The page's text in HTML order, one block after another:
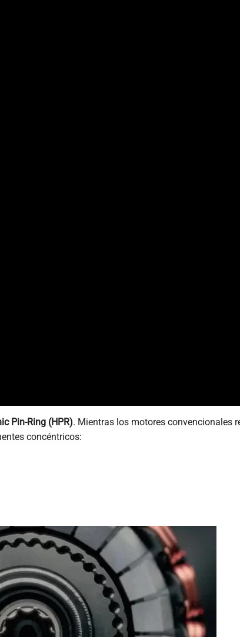
Pin-Ring (HPR). Mientras los motores convencionales
concéntricos: